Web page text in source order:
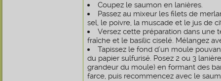
Coupez le saumon en lanières.
Passez au mixeur les filets de
sel, le poivre, la muscade et le jus de
Versez cette préparation dans une
fraîche et le basilic ciselé. Mélangez
Tapissez le fond d’un moule
du papier sulfurisé. Posez 2 ou 3
grandeur du moule) en formant des
farce, puis recommencez avec le